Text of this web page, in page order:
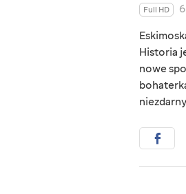
Full HD
Historia
nowe